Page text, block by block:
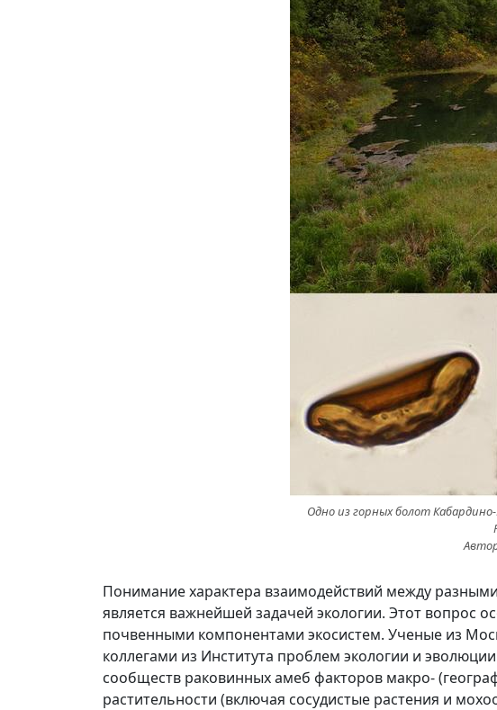
Одно из горных болот
Понимание характера взаимодействий между
является важнейшей задачей экологии. Этот вопрос
почвенными компонентами экосистем. Ученые из
коллегами из Института проблем экологии и
сообществ раковинных амеб факторов макро-
растительности (включая сосудистые растения и